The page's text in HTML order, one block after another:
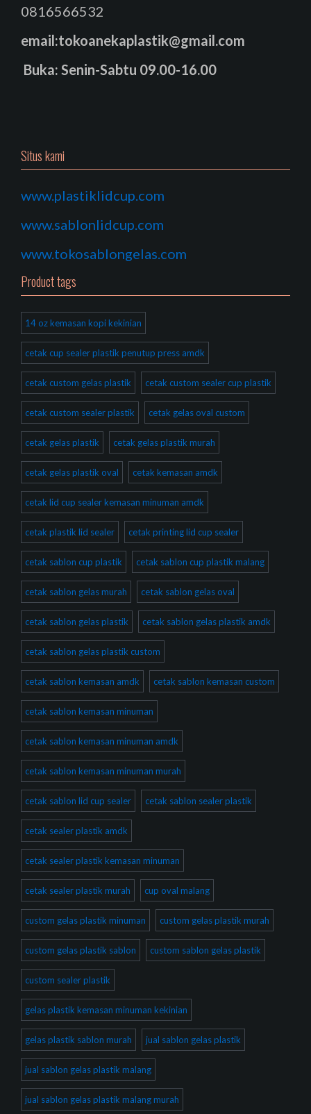
0816566532
email:tokoanekaplastik@gmail.com
Buka: Senin-Sabtu 09.00-16.00
Situs kami
www.plastiklidcup.com
www.sablonlidcup.com
www.tokosablongelas.com
Product tags
14 oz kemasan kopi kekinian
cetak cup sealer plastik penutup press amdk
cetak custom gelas plastik cetak custom sealer cup plastik
cetak custom sealer plastik cetak gelas oval custom
cetak gelas plastik cetak gelas plastik murah
cetak gelas plastik oval cetak kemasan amdk
cetak lid cup sealer kemasan minuman amdk
cetak plastik lid sealer cetak printing lid cup sealer
cetak sablon cup plastik cetak sablon cup plastik malang
cetak sablon gelas murah cetak sablon gelas oval
cetak sablon gelas plastik cetak sablon gelas plastik amdk
cetak sablon gelas plastik custom
cetak sablon kemasan amdk cetak sablon kemasan custom
cetak sablon kemasan minuman
cetak sablon kemasan minuman amdk
cetak sablon kemasan minuman murah
cetak sablon lid cup sealer cetak sablon sealer plastik
cetak sealer plastik amdk
cetak sealer plastik kemasan minuman
cetak sealer plastik murah cup oval malang
custom gelas plastik minuman custom gelas plastik murah
custom gelas plastik sablon custom sablon gelas plastik
custom sealer plastik
gelas plastik kemasan minuman kekinian
gelas plastik sablon murah jual sablon gelas plastik
jual sablon gelas plastik malang
jual sablon gelas plastik malang murah